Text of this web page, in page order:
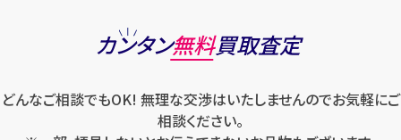
カンタン無料買取査定
どんなご相談でもOK! 無理な交渉はいたしませんのでお気軽にご
相談ください。